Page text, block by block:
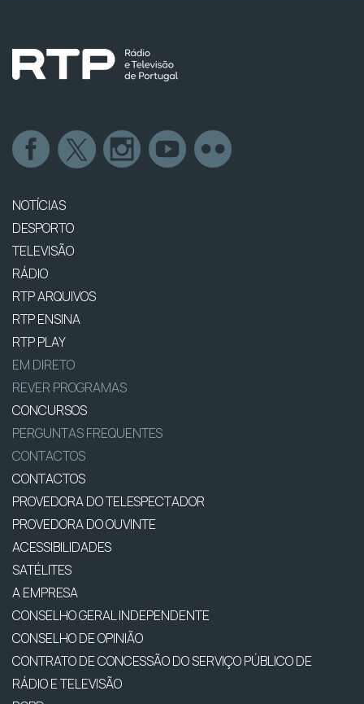
NOTÍCIAS
DESPORTO
TELEVISÃO
RÁDIO
RTP ARQUIVOS
RTP ENSINA
RTP PLAY
EM DIRETO
REVER PROGRAMAS
CONCURSOS
PERGUNTAS FREQUENTES
CONTACTOS
CONTACTOS
PROVEDORA DO TELESPECTADOR
PROVEDORA DO OUVINTE
ACESSIBILIDADES
SATÉLITES
A EMPRESA
CONSELHO GERAL INDEPENDENTE
CONSELHO DE OPINIÃO
CONTRATO DE CONCESSÃO DO SERVIÇO PÚBLICO DE
RÁDIO E TELEVISÃO